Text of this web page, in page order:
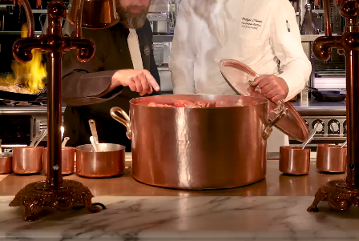
puertas a las 16:30, momento en el que se les pide a los
padres que despejen las mesas y abandonen el
establecimiento para poder proceder al almacenamiento y la
limpieza para el servicio de la noche.
Los Buffets cierran a las horas siguientes:
15h15: cierre de los buffets de las entradas
15h30: cierre de la asador y de los buffets calientes
16h15: cierre de los buffets de quesos y postres
Servicio de noche:
Les Grands Buffets da la bienvenida a los comensales para la
cena de 19h15 a 21h15 y cierra sus puertas a las 00h00,
momento en el que se pide a los comensales que despejen